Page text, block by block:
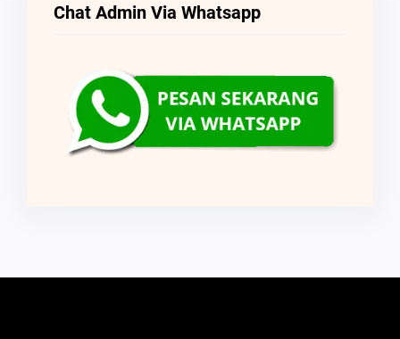
Chat Admin Via Whatsapp